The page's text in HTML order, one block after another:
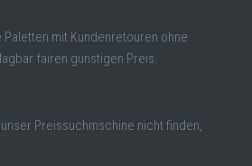
mit Kundenretouren ohne
fairen günstigen Preis.
Preissuchmschine nicht finden,